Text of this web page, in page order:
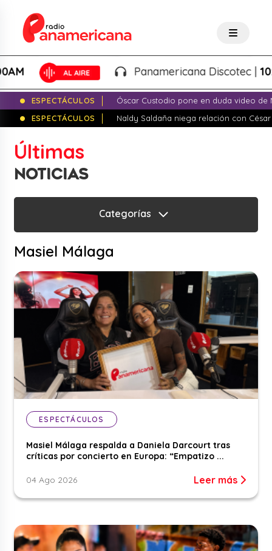
Panamericana Discotec |
ESPECTÁCULOS
Óscar Custodio pone en duda video de
ESPECTÁCULOS
Naldy Saldaña niega relación con
Últimas
NOTICIAS
Categorías
Masiel Málaga
ESPECTÁCULOS
Masiel Málaga respalda a Daniela Darcourt tras
críticas por concierto en Europa: “Empatizo ...
04 Ago 2026 Leer más